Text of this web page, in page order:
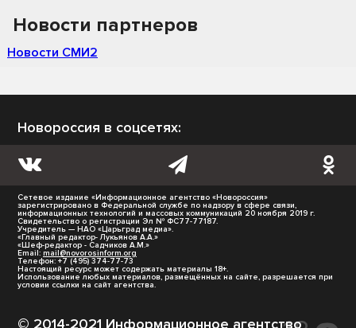
Новости партнеров
Новости СМИ2
Новороссия в соцсетях:
Сетевое издание «Информационное агентство «Новороссия»
зарегистрировано в Федеральной службе по надзору в сфере связи,
информационных технологий и массовых коммуникаций 20 ноября 2019 г.
Свидетельство о регистрации Эл № ФС77-77187.
Учредитель — НАО «Царьград медиа».
«Главный редактор- Лукьянов А.А.»
«Шеф-редактор - Садчиков А.М.»
Email: mail@novorosinform.org
Телефон: +7 (495) 374-77-73
Настоящий ресурс может содержать материалы 18+.
Использование любых материалов, размещённых на сайте, разрешается при
условии ссылки на сайт агентства.
© 2014-2021 Информационное агентство